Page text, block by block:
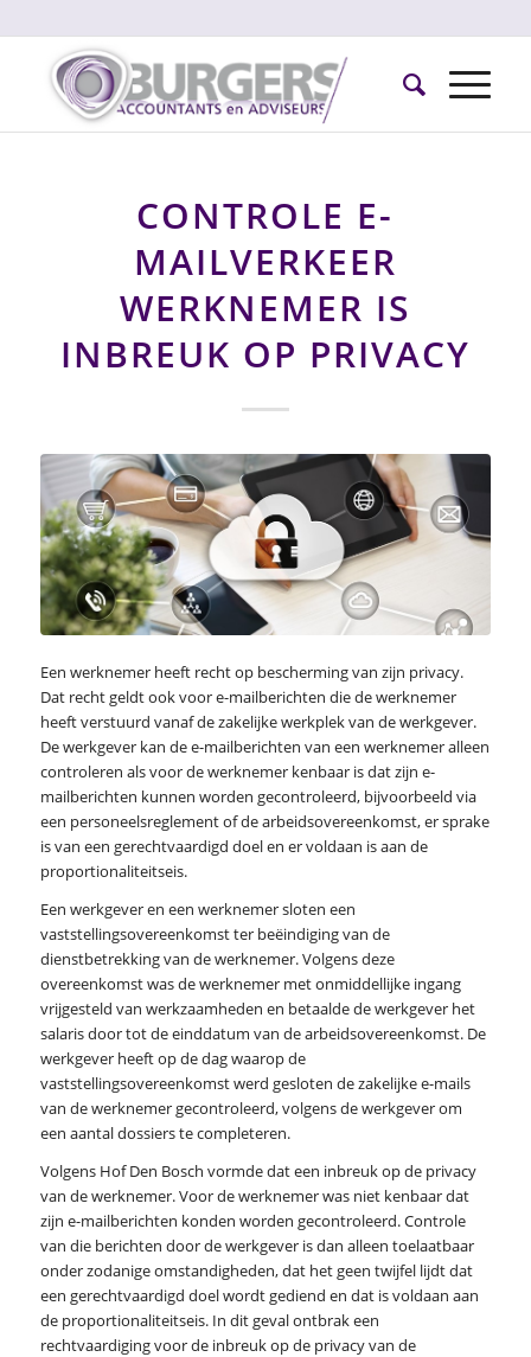
CONTROLE E-
MAILVERKEER
WERKNEMER IS
INBREUK OP PRIVACY
Een werknemer heeft recht op bescherming van zijn privacy.
Dat recht geldt ook voor e-mailberichten die de werknemer
heeft verstuurd vanaf de zakelijke werkplek van de werkgever.
De werkgever kan de e-mailberichten van een werknemer alleen
controleren als voor de werknemer kenbaar is dat zijn e-
mailberichten kunnen worden gecontroleerd, bijvoorbeeld via
een personeelsreglement of de arbeidsovereenkomst, er sprake
is van een gerechtvaardigd doel en er voldaan is aan de
proportionaliteitseis.
Een werkgever en een werknemer sloten een
vaststellingsovereenkomst ter beëindiging van de
dienstbetrekking van de werknemer. Volgens deze
overeenkomst was de werknemer met onmiddellijke ingang
vrijgesteld van werkzaamheden en betaalde de werkgever het
salaris door tot de einddatum van de arbeidsovereenkomst. De
werkgever heeft op de dag waarop de
vaststellingsovereenkomst werd gesloten de zakelijke e-mails
van de werknemer gecontroleerd, volgens de werkgever om
een aantal dossiers te completeren.
Volgens Hof Den Bosch vormde dat een inbreuk op de privacy
van de werknemer. Voor de werknemer was niet kenbaar dat
zijn e-mailberichten konden worden gecontroleerd. Controle
van die berichten door de werkgever is dan alleen toelaatbaar
onder zodanige omstandigheden, dat het geen twijfel lijdt dat
een gerechtvaardigd doel wordt gediend en dat is voldaan aan
de proportionaliteitseis. In dit geval ontbrak een
rechtvaardiging voor de inbreuk op de privacy van de